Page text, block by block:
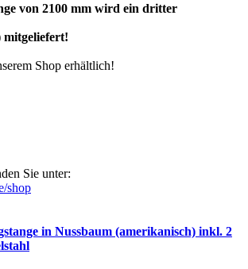
von 2100 mm wird ein dritter
mitgeliefert!
Shop erhältlich!
Sie unter:
shop
in Nussbaum (amerikanisch) inkl. 2